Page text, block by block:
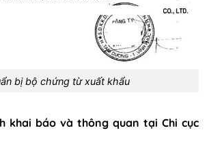
bị bộ chứng từ xuất khẩu
khai báo và thông quan tại Chi cục